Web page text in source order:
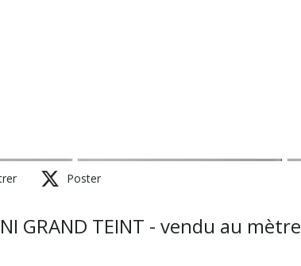
Poster
GRAND TEINT - vendu au mètre